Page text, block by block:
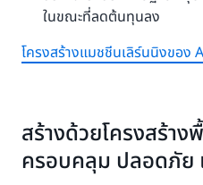
ในขณะที่ลดต้นทุนลง
โครงสร้างแมชชีนเลิร์นนิงของ
สร้างด้วยโครงสร้า
ครอบคลุม ปลอดภัย